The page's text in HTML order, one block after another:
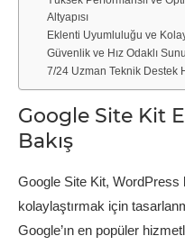
Altyapısı
Eklenti Uyumluluğu ve
Güvenlik ve Hız Odaklı
7/24 Uzman Teknik Destek
Google Site Kit
Bakış
Google Site Kit, WordPress
kolaylaştırmak için
Google’ın en popüler